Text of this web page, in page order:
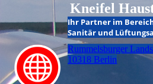
Kneifel
Ihr Partner im
Sanitär und
Rummelsburger
10318 Berlin